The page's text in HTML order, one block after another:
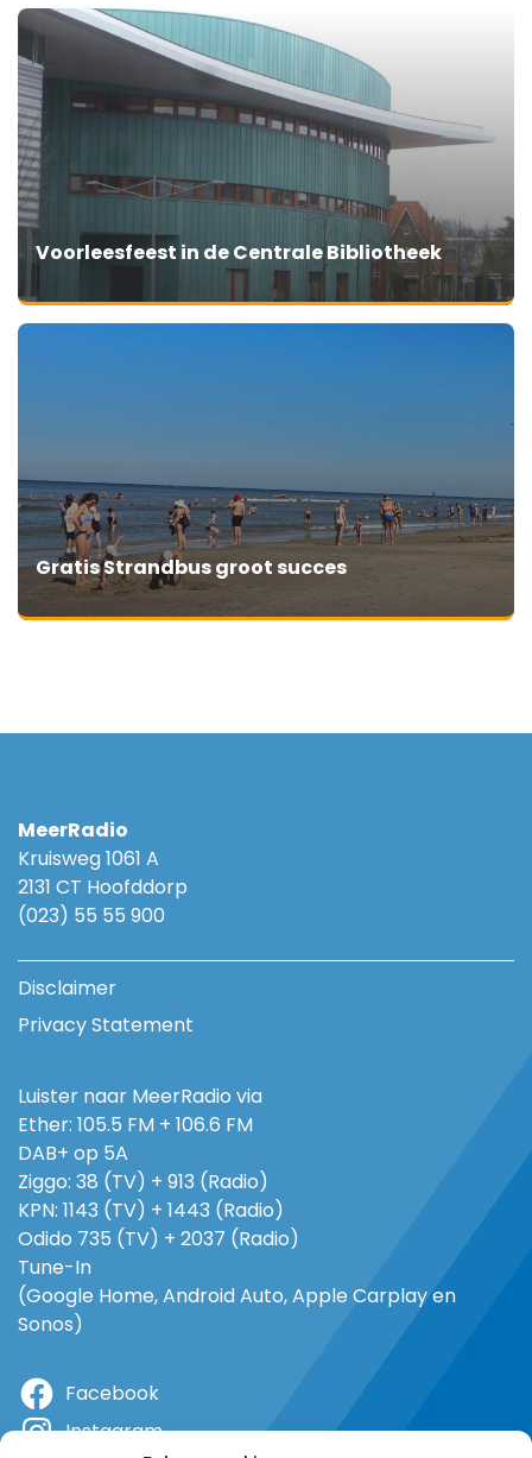
Voorleesfeest in de Centrale Bibliotheek
Gratis Strandbus groot succes
MeerRadio
Kruisweg 1061 A
2131 CT Hoofddorp
(023) 55 55 900
Disclaimer
Privacy Statement
Luister naar MeerRadio via
Ether: 105.5 FM + 106.6 FM
DAB+ op 5A
Ziggo: 38 (TV) + 913 (Radio)
KPN: 1143 (TV) + 1443 (Radio)
Odido 735 (TV) + 2037 (Radio)
Tune-In
(Google Home, Android Auto, Apple Carplay en
Sonos)
Facebook
Instagram